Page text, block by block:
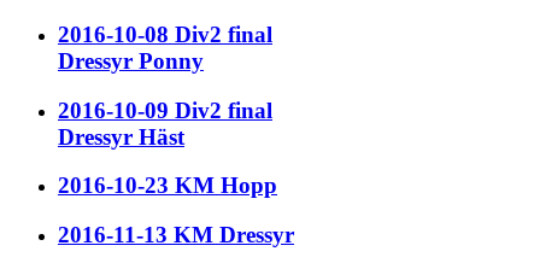
2016-10-08 Div2 final
Dressyr Ponny
2016-10-09 Div2 final
Dressyr Häst
2016-10-23 KM Hopp
2016-11-13 KM Dressyr